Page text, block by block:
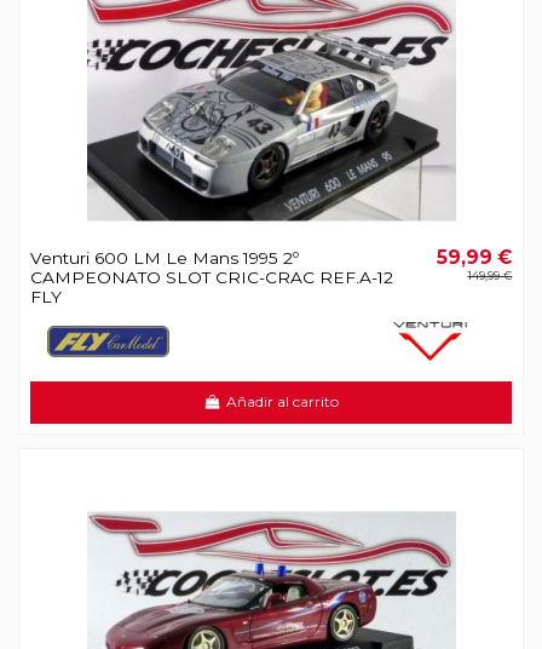
Venturi 600 LM Le Mans 1995 2º
CAMPEONATO SLOT CRIC-CRAC REF.A-12
FLY
59,99 €
149,99 €
Añadir al carrito